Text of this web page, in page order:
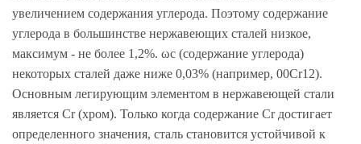
увеличением содержания углерода. Поэтому содержание
углерода в большинстве нержавеющих сталей низкое,
максимум - не более 1,2%. ωc (содержание углерода)
некоторых сталей даже ниже 0,03% (например, 00Cr12).
Основным легирующим элементом в нержавеющей стали
является Cr (хром). Только когда содержание Cr достигает
определенного значения, сталь становится устойчивой к